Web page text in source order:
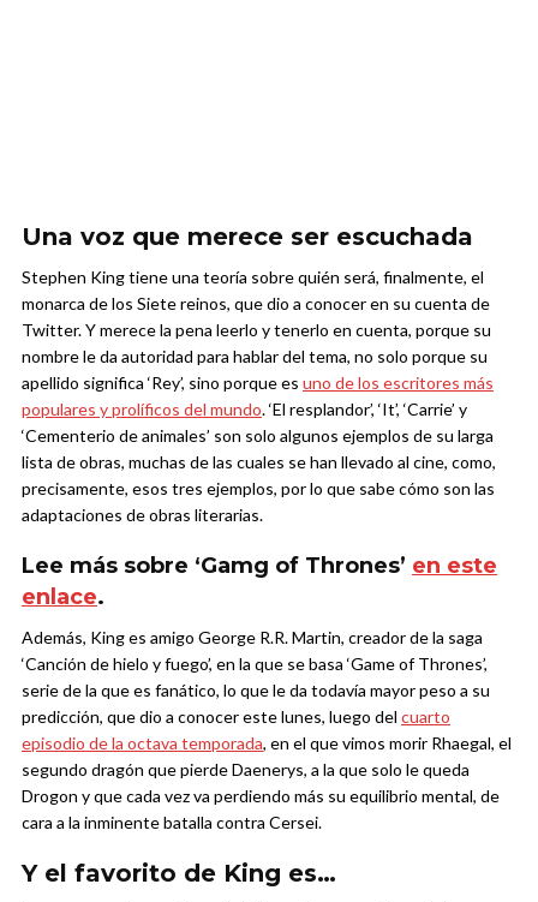
Una voz que merece ser escuchada
Stephen King tiene una teoría sobre quién será, finalmente, el
monarca de los Siete reinos, que dio a conocer en su cuenta de
Twitter. Y merece la pena leerlo y tenerlo en cuenta, porque su
nombre le da autoridad para hablar del tema, no solo porque su
apellido significa ‘Rey’, sino porque es uno de los escritores más
populares y prolíficos del mundo. ‘El resplandor’, ‘It’, ‘Carrie’ y
‘Cementerio de animales’ son solo algunos ejemplos de su larga
lista de obras, muchas de las cuales se han llevado al cine, como,
precisamente, esos tres ejemplos, por lo que sabe cómo son las
adaptaciones de obras literarias.
Lee más sobre ‘Gamg of Thrones’ en este
enlace.
Además, King es amigo George R.R. Martin, creador de la saga
‘Canción de hielo y fuego’, en la que se basa ‘Game of Thrones’,
serie de la que es fanático, lo que le da todavía mayor peso a su
predicción, que dio a conocer este lunes, luego del cuarto
episodio de la octava temporada, en el que vimos morir Rhaegal, el
segundo dragón que pierde Daenerys, a la que solo le queda
Drogon y que cada vez va perdiendo más su equilibrio mental, de
cara a la inminente batalla contra Cersei.
Y el favorito de King es…